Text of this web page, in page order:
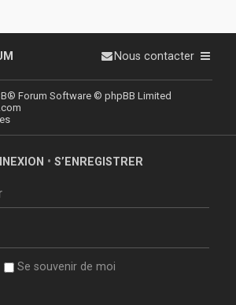
Nous contacter
® Forum Software © phpBB Limited
• S’ENREGISTRER
Se souvenir de moi